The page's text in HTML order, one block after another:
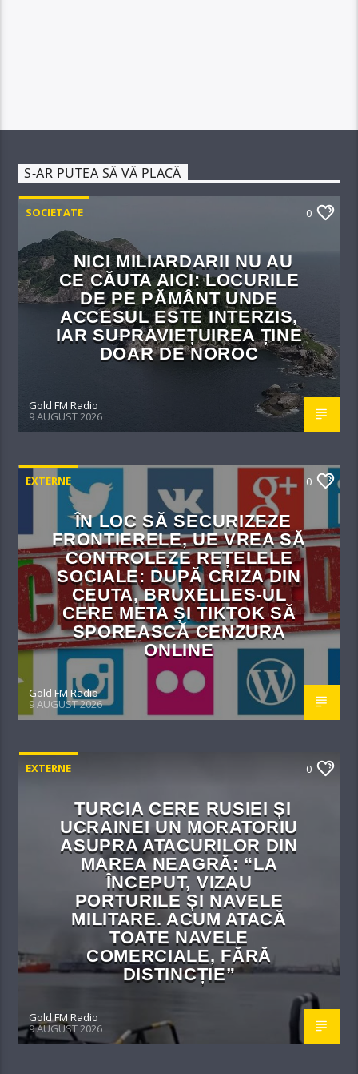
S-AR PUTEA SĂ VĂ PLACĂ
SOCIETATE 0
NICI MILIARDARII NU AU
CE CĂUTA AICI: LOCURILE
DE PE PĂMÂNT UNDE
ACCESUL ESTE INTERZIS,
IAR SUPRAVIEȚUIREA ȚINE
DOAR DE NOROC
Gold FM Radio
9 AUGUST 2026
EXTERNE 0
ÎN LOC SĂ SECURIZEZE
FRONTIERELE, UE VREA SĂ
CONTROLEZE REȚELELE
SOCIALE: DUPĂ CRIZA DIN
CEUTA, BRUXELLES-UL
CERE META ȘI TIKTOK SĂ
SPOREASCĂ CENZURA
ONLINE
Gold FM Radio
9 AUGUST 2026
EXTERNE 0
TURCIA CERE RUSIEI ȘI
UCRAINEI UN MORATORIU
ASUPRA ATACURILOR DIN
MAREA NEAGRĂ: “LA
ÎNCEPUT, VIZAU
PORTURILE ȘI NAVELE
MILITARE. ACUM ATACĂ
TOATE NAVELE
COMERCIALE, FĂRĂ
DISTINCȚIE”
Gold FM Radio
9 AUGUST 2026